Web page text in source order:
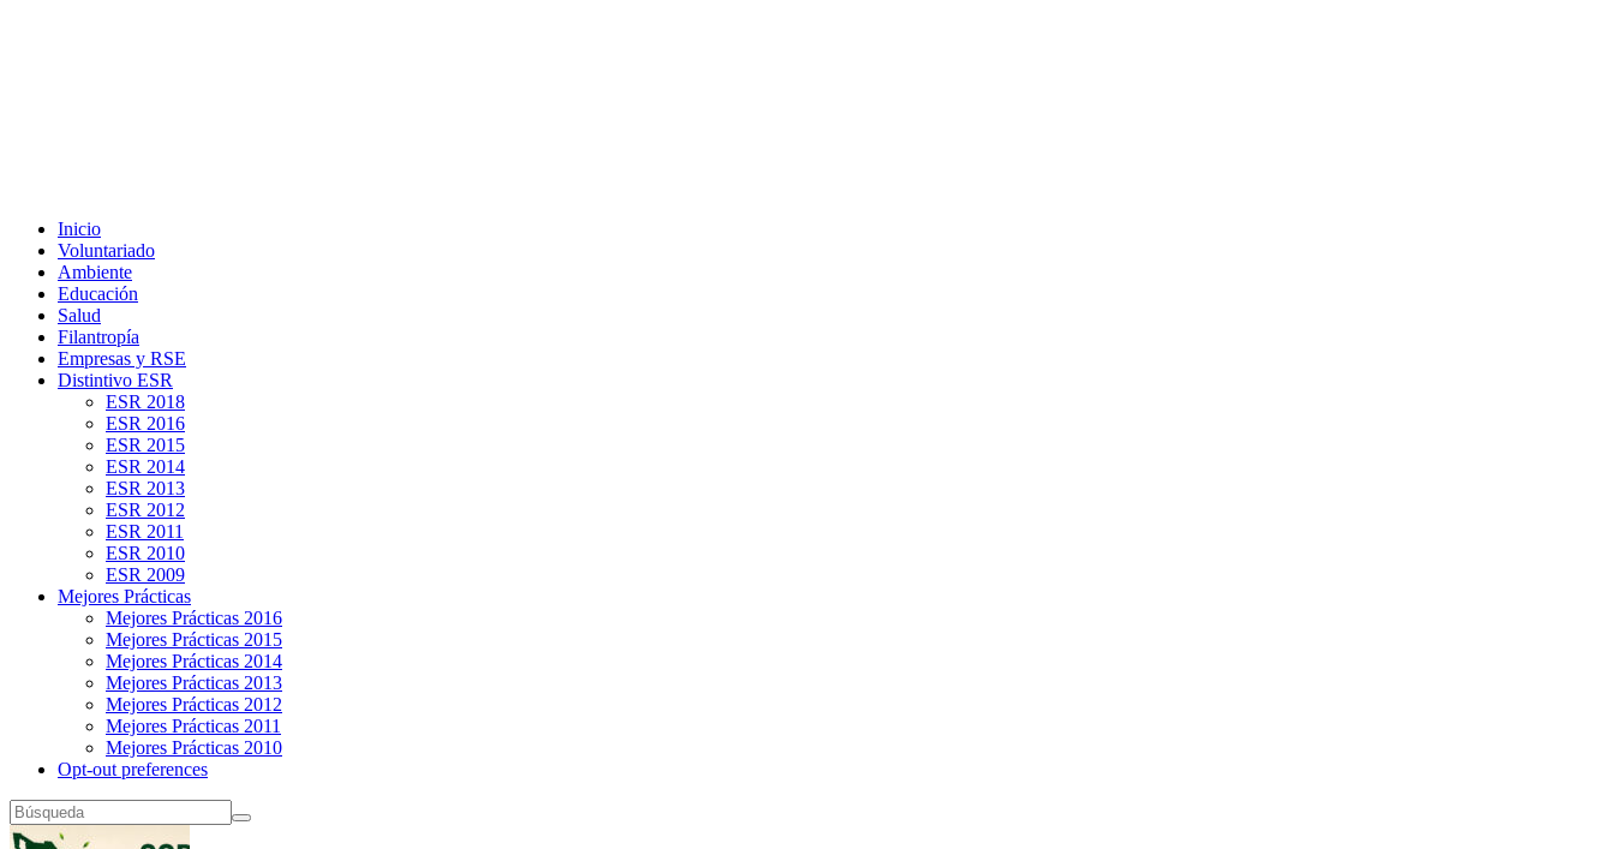
Inicio
Voluntariado
Ambiente
Educación
Salud
Filantropía
Empresas y RSE
Distintivo ESR
ESR 2018
ESR 2016
ESR 2015
ESR 2014
ESR 2013
ESR 2012
ESR 2011
ESR 2010
ESR 2009
Mejores Prácticas
Mejores Prácticas 2016
Mejores Prácticas 2015
Mejores Prácticas 2014
Mejores Prácticas 2013
Mejores Prácticas 2012
Mejores Prácticas 2011
Mejores Prácticas 2010
Opt-out preferences